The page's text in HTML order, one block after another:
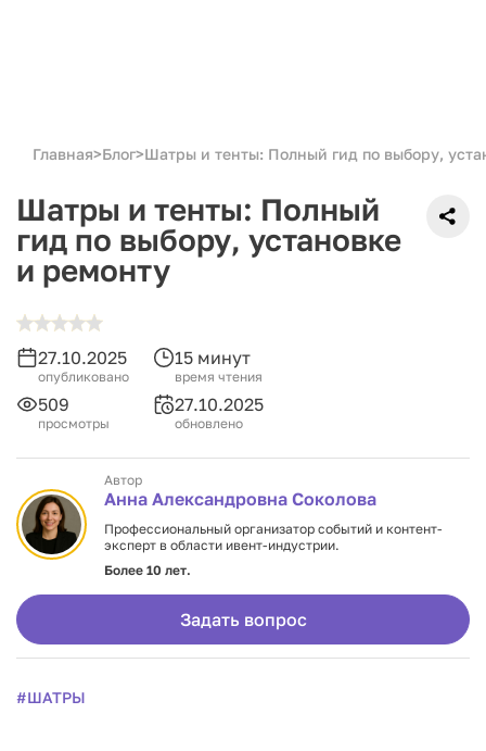
Главная>Блог>Шатры и тенты: Полный гид по выбору,
Шатры и тенты: Полный
гид по выбору, установке
и ремонту
27.10.2025
опубликовано
15 минут
время чтения
509
просмотры
27.10.2025
обновлено
Автор
Анна Александровна Соколова
Профессиональный организатор событий и контент-
эксперт в области ивент-индустрии.
Более 10 лет.
Задать вопрос
#ШАТРЫ